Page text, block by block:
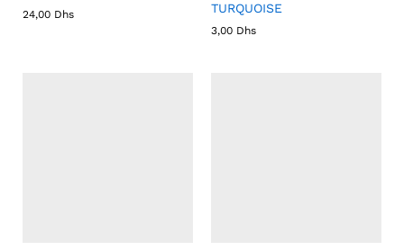
24,00 Dhs
TURQUOISE
3,00 Dhs